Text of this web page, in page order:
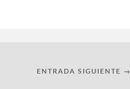
ENTRADA SIGUIENTE →